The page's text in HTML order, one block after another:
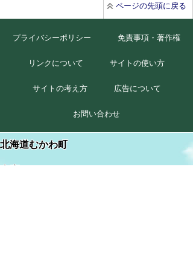
ページの先頭に戻る
プライバシーポリシー 免責事項・著作権
リンクについて サイトの使い方
サイトの考え方 広告について
お問い合わせ
北海道むかわ町